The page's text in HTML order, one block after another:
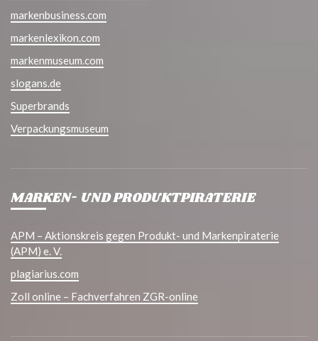
markenbusiness.com
markenlexikon.com
markenmuseum.com
slogans.de
Superbrands
Verpackungsmuseum
MARKEN- UND PRODUKTPIRATERIE
APM – Aktionskreis gegen Produkt- und Markenpiraterie
(APM) e. V.
plagiarius.com
Zoll online – Fachverfahren ZGR-online